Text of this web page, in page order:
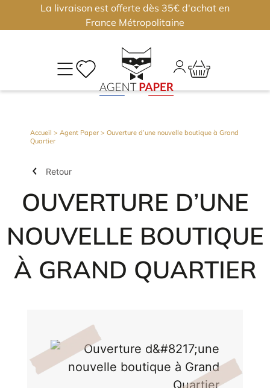
La livraison est offerte dès 35€ d'achat en
France Métropolitaine
Accueil > Agent Paper > Ouverture d’une nouvelle boutique à Grand
Quartier
Retour
OUVERTURE D’UNE
NOUVELLE BOUTIQUE
À GRAND QUARTIER
×
?
×